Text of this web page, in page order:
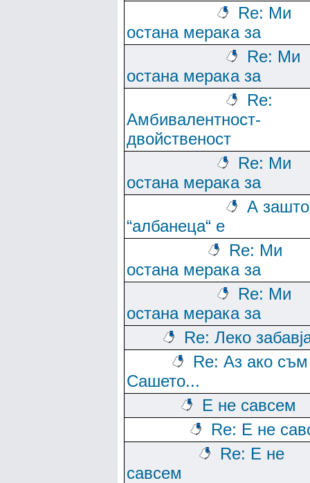
Re: Ми
остана мерака за
Re: Ми
остана мерака за
Re:
Амбивалентност-
двойственост
Re: Ми
остана мерака за
А зашто
“албанеца“ е
Re: Ми
остана мерака за
Re: Ми
остана мерака за
Re: Леко
Re: Аз ако
Сашето...
Е не савсем
Re: Е не
Re: Е не
савсем